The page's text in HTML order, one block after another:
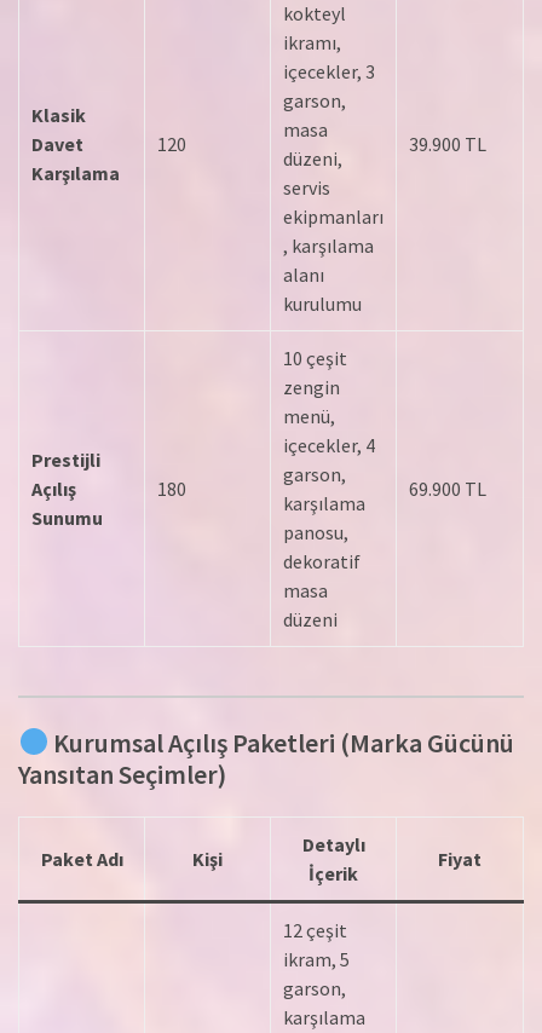
Klasik
Davet
Karşılama
120
kokteyl
ikramı,
içecekler, 3
garson,
masa
düzeni,
servis
ekipmanları
, karşılama
alanı
kurulumu
39.900 TL
Prestijli
Açılış
Sunumu
180
10 çeşit
zengin
menü,
içecekler, 4
garson,
karşılama
panosu,
dekoratif
masa
düzeni
69.900 TL
Kurumsal Açılış Paketleri (Marka Gücünü
Yansıtan Seçimler)
Paket Adı Kişi
Detaylı
İçerik
Fiyat
12 çeşit
ikram, 5
garson,
karşılama